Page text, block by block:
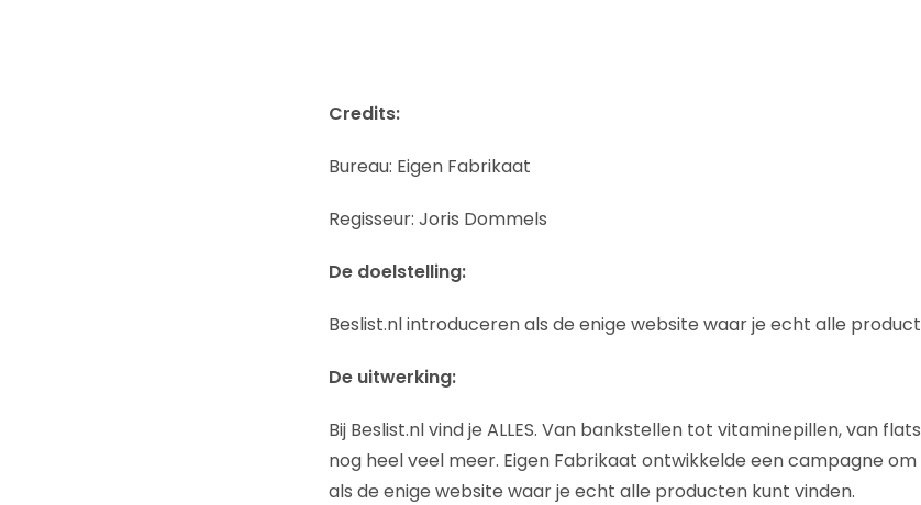
Credits:
Bureau: Eigen Fabrikaat
Regisseur: Joris Dommels
De doelstelling:
Beslist.nl introduceren als de enige website waar je echt alle
De uitwerking:
Bij Beslist.nl vind je ALLES. Van bankstellen tot vitaminepillen, van
nog heel veel meer. Eigen Fabrikaat ontwikkelde een campagne
als de enige website waar je echt alle producten kunt vinden.